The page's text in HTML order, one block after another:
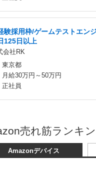
験採用枠/ゲームテストエン
125日以上
会社RK
東京都
月給30万円～50万円
正社員
売れ筋ランキ
Amazonデバイス